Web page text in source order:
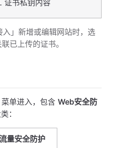
证书私钥内容
」新增或编辑网站时，选
已上传的证书。
单进入，包含 Web安全防
：
量安全防护